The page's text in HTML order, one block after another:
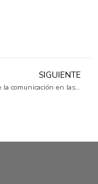
SIGUIENTE
La importancia de la comunicación en las organizaciones